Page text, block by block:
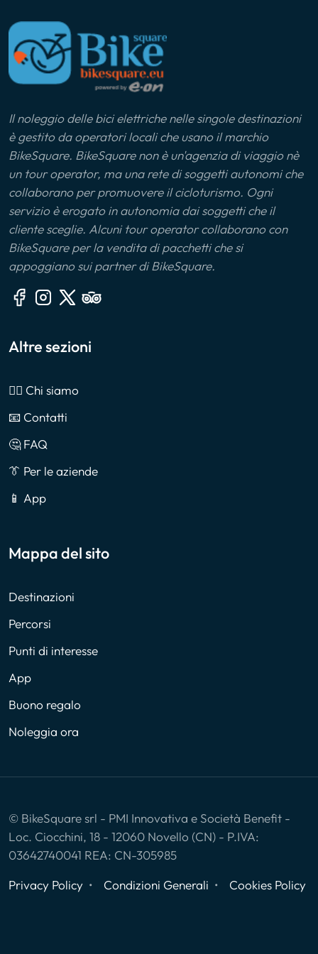
attraverserete alcuni dei borghi più suggestivi della
zona, immergendovi nei paesaggi UNESCO e nella
ricca cultura enogastronomica che ha reso questa
regione celebre nel mondo. Un'escursione eco-
friendly che unisce il piacere del cicloturismo alla
d'Italia, accessibile a ciclisti di ogni livello.
Il noleggio delle bici elettriche nelle singole destinazioni
è gestito da operatori locali che usano il marchio
BikeSquare. BikeSquare non è un'agenzia di viaggio nè
un tour operator, ma una rete di soggetti autonomi che
collaborano per promuovere il cicloturismo. Ogni
servizio è erogato in autonomia dai soggetti che il
cliente sceglie. Alcuni tour operator collaborano con
BikeSquare per la vendita di pacchetti che si
appoggiano sui partner di BikeSquare.
Altre sezioni
🙎‍♂️ Chi siamo
📧 Contatti
🤔 FAQ
👔 Per le aziende
📱 App
Mappa del sito
Destinazioni
Percorsi
Punti di interesse
App
Buono regalo
Noleggia ora
© BikeSquare srl - PMI Innovativa e Società Benefit -
Loc. Ciocchini, 18 - 12060 Novello (CN) - P.IVA:
03642740041 REA: CN-305985
Privacy Policy
Condizioni Generali Cookies Policy